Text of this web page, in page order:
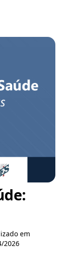
em
2026